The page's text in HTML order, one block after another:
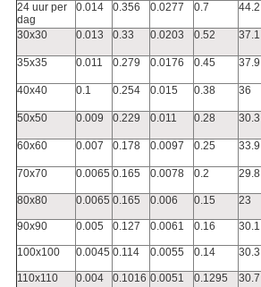
24 uur per
dag
0.014 0.356 0.0277 0.7 44.2
30x30 0.013 0.33 0.0203 0.52 37.1
35x35 0.011 0.279 0.0176 0.45 37.9
40x40 0.1 0.254 0.015 0.38 36
50x50 0.009 0.229 0.011 0.28 30.3
60x60 0.007 0.178 0.0097 0.25 33.9
70x70 0.0065 0.165 0.0078 0.2 29.8
80x80 0.0065 0.165 0.006 0.15 23
90x90 0.005 0.127 0.0061 0.16 30.1
100x100 0.0045 0.114 0.0055 0.14 30.3
110x110 0.004 0.1016 0.0051 0.1295 30.7